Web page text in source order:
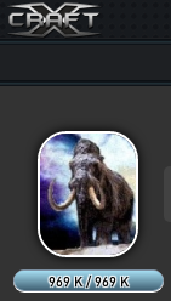
969 K / 969 K